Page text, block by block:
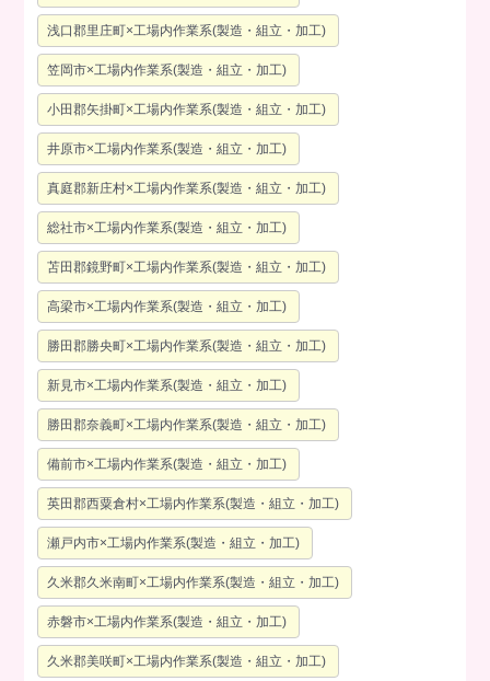
浅口郡里庄町×工場内作業系(製造・組立・加工)
笠岡市×工場内作業系(製造・組立・加工)
小田郡矢掛町×工場内作業系(製造・組立・加工)
井原市×工場内作業系(製造・組立・加工)
真庭郡新庄村×工場内作業系(製造・組立・加工)
総社市×工場内作業系(製造・組立・加工)
苫田郡鏡野町×工場内作業系(製造・組立・加工)
高梁市×工場内作業系(製造・組立・加工)
勝田郡勝央町×工場内作業系(製造・組立・加工)
新見市×工場内作業系(製造・組立・加工)
勝田郡奈義町×工場内作業系(製造・組立・加工)
備前市×工場内作業系(製造・組立・加工)
英田郡西粟倉村×工場内作業系(製造・組立・加工)
瀬戸内市×工場内作業系(製造・組立・加工)
久米郡久米南町×工場内作業系(製造・組立・加工)
赤磐市×工場内作業系(製造・組立・加工)
久米郡美咲町×工場内作業系(製造・組立・加工)